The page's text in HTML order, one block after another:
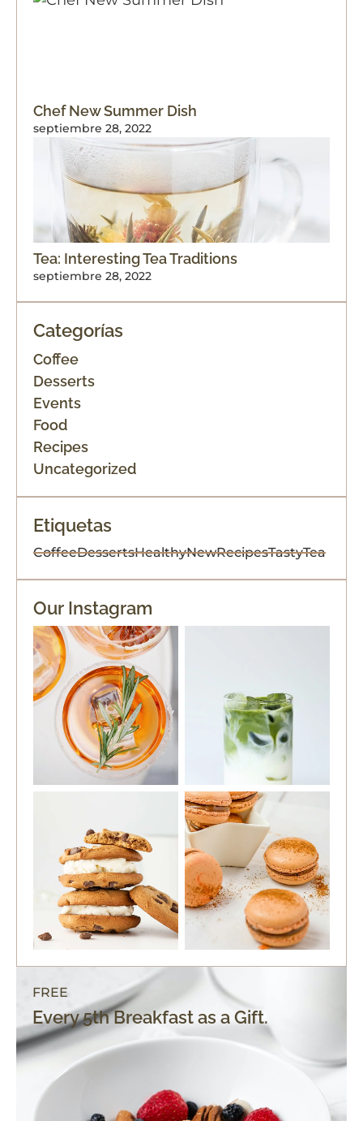
Chef New Summer Dish
septiembre 28, 2022
Tea: Interesting Tea Traditions
septiembre 28, 2022
Categorías
Coffee
Desserts
Events
Food
Recipes
Uncategorized
Etiquetas
CoffeeDessertsHealthyNewRecipesTastyTea
Our Instagram
FREE
Every 5th Breakfast as a Gift.